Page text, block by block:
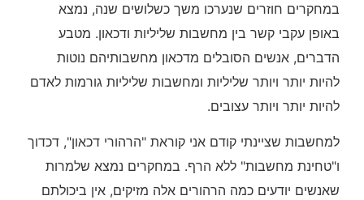
במחקרים חוזרים שנערכו משך כשלושים שנה, נמצא
באופן עקבי קשר בין מחשבות שליליות ודכאון. מטבע
הדברים, אנשים הסובלים מדכאון מחשבותיהם נוטות
להיות יותר ויותר שליליות ומחשבות שליליות גורמות לאדם
להיות יותר ויותר עצובים.
למחשבות שציינתי קודם אני קוראת "הרהורי דכאון", דכדוך
ו"טחינת מחשבות" ללא הרף. במחקרים נמצא שלמרות
שאנשים יודעים כמה הרהורים אלה מזיקים, אין ביכולתם